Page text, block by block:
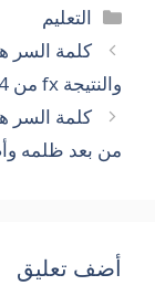
التصنيفات
التعليم
والنتيجة fx من 4 حروف
كلمة السر
من بعد ظلمه
أضف تعليق